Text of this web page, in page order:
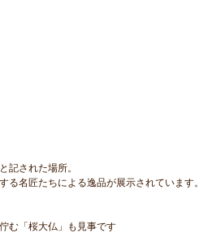
記された場所。
名匠たちによる逸品が展示されています。
む「桜大仏」も見事です